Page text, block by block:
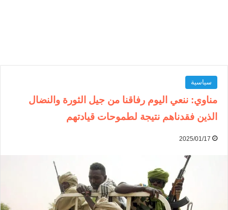
سياسية
مناوي: ننعي اليوم رفاقنا من جيل الثورة والنضال
الذين فقدناهم نتيجة لطموحات قيادتهم
2025/01/17